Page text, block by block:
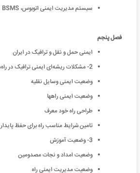
سیستم مدیریت ایمنی اتوبوس، BSMS
فصل پنجم
ایمنی حمل و نقل و ترافیک در ایران
2- مشکلات ریشه‌ای ایمنی ترافیک در راه‌های کشور
وضعیت ایمنی وسایل نقلیه
وضعیت ایمنی راهها
طراحی راه خود معرف
تامین شرایط مناسب راه برای حفظ
3- وضعیت آموزش
وضعیت امداد و نجات مصدومین
وضعیت مدیریت ایمنی راه